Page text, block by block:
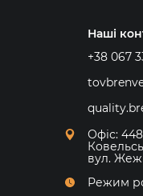
Наші
+38 067
Офіс:
вул.
Режим